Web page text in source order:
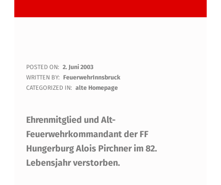
E
H
E
N
M
POSTED ON: 2. Juni 2003
WRITTEN BY: FeuerwehrInnsbruck
CATEGORIZED IN: alte Homepage
Ehrenmitglied und Alt-
Feuerwehrkommandant der FF
Hungerburg Alois Pirchner im 82.
Lebensjahr verstorben.